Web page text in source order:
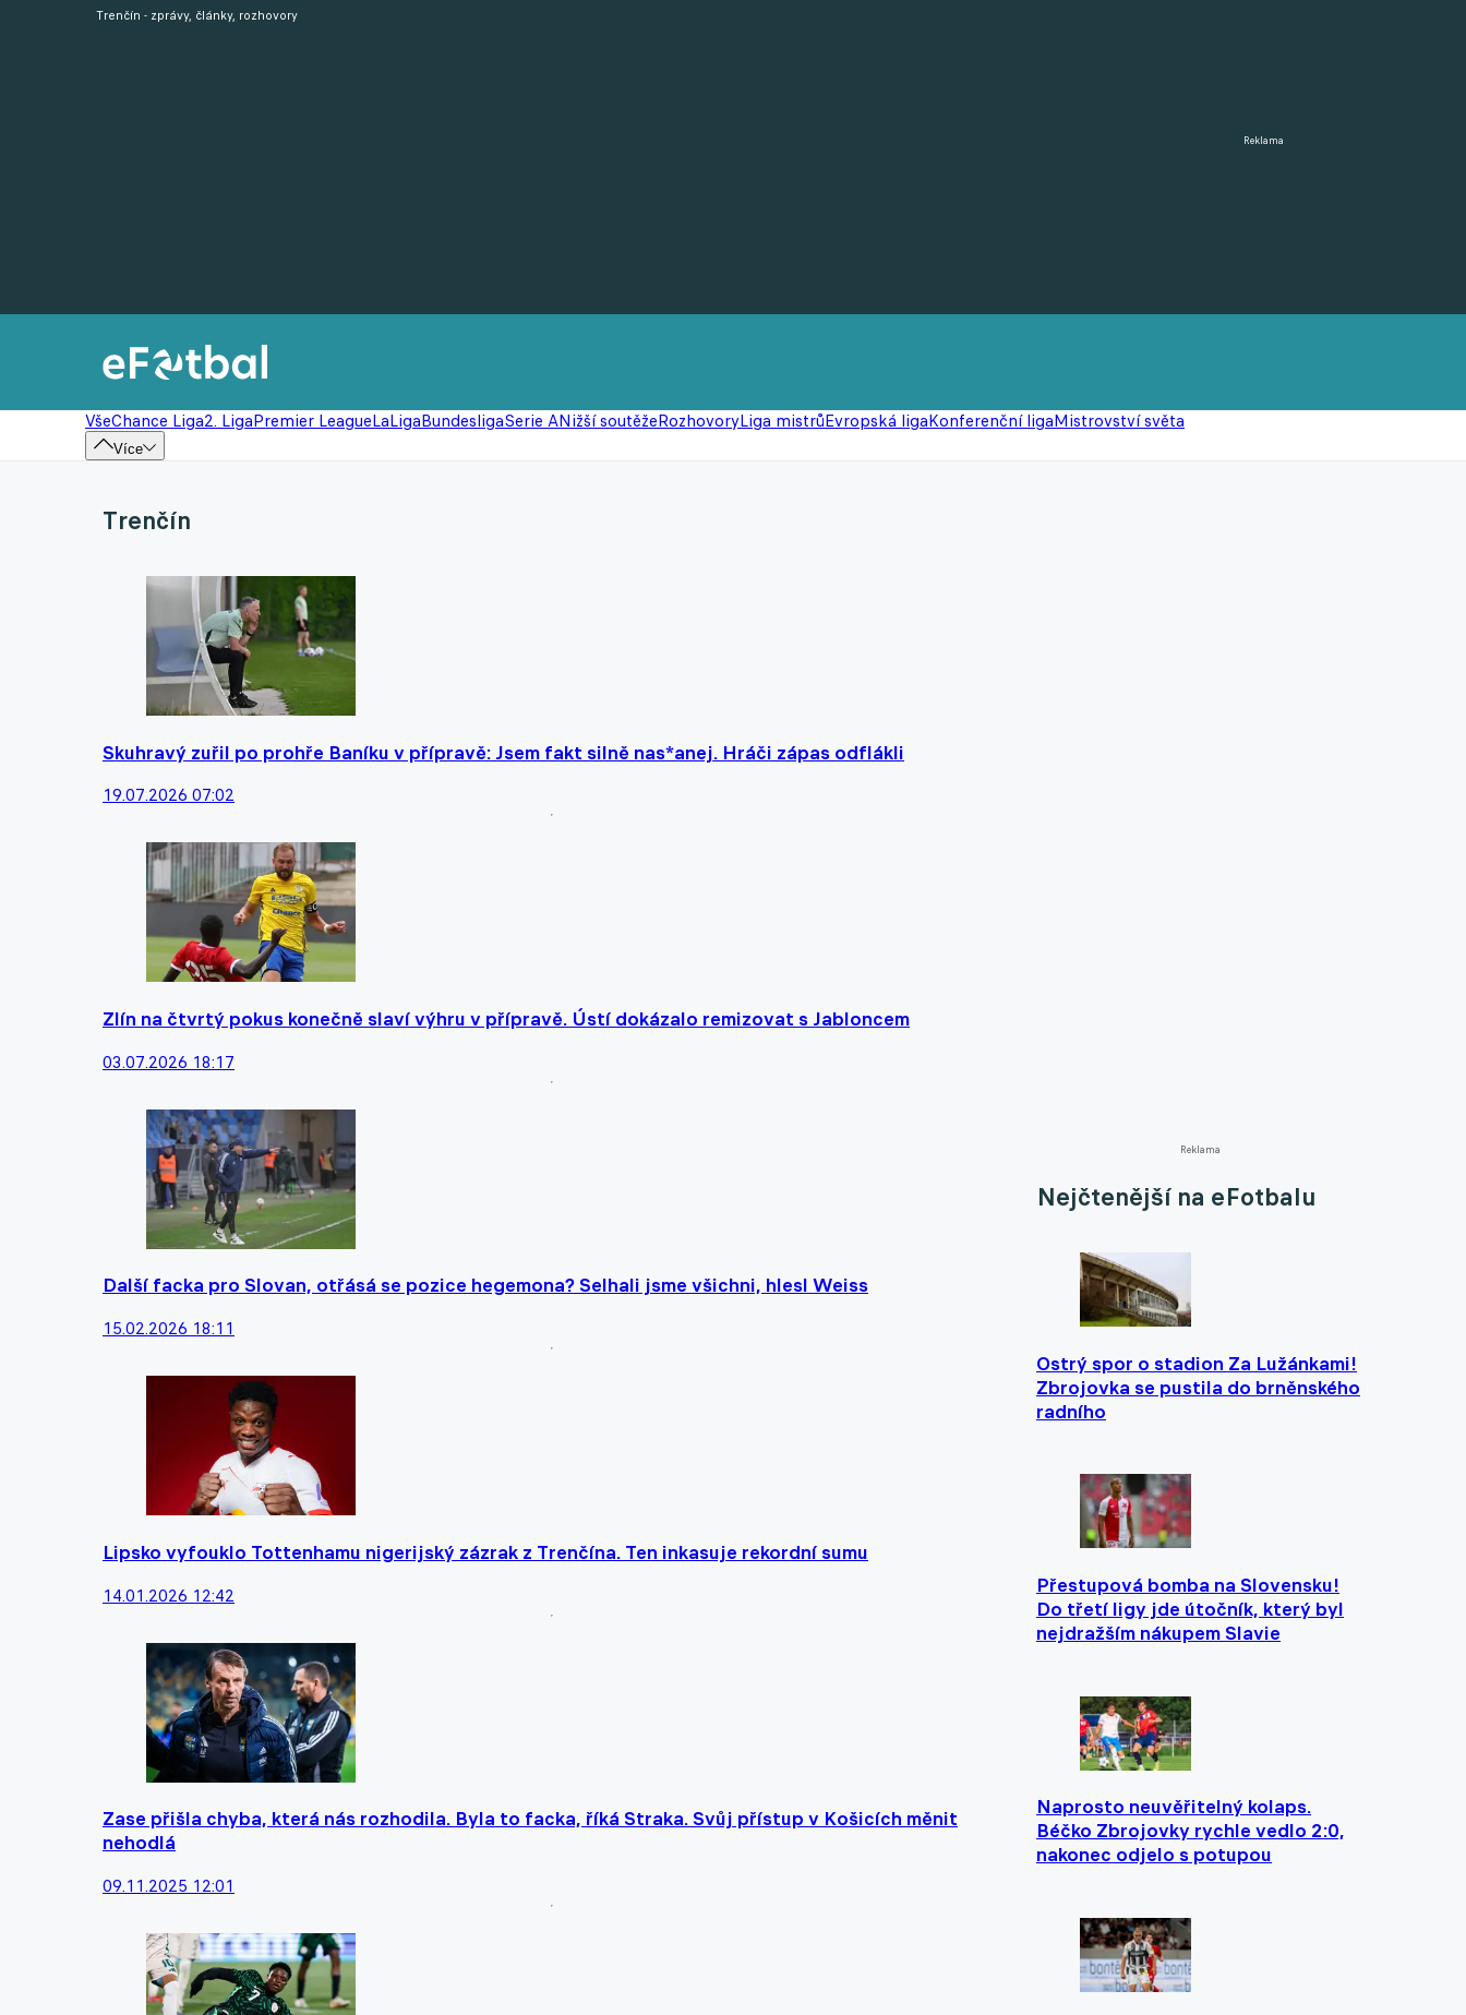
Reklama
VšeChance Liga2. LigaPremier LeagueLaLigaBundesligaSerie ANižší soutěžeRozhovoryLiga mistrůEvropská ligaKonferenční ligaMistrovství světa
Více
Trenčín - zprávy, články, rozhovory
Trenčín
Skuhravý zuřil po prohře Baníku v přípravě: Jsem fakt silně nas*anej. Hráči zápas odflákli
19.07.2026 07:02
Zlín na čtvrtý pokus konečně slaví výhru v přípravě. Ústí dokázalo remizovat s Jabloncem
03.07.2026 18:17
Další facka pro Slovan, otřásá se pozice hegemona? Selhali jsme všichni, hlesl Weiss
15.02.2026 18:11
Lipsko vyfouklo Tottenhamu nigerijský zázrak z Trenčína. Ten inkasuje rekordní sumu
14.01.2026 12:42
Zase přišla chyba, která nás rozhodila. Byla to facka, říká Straka. Svůj přístup v Košicích měnit
nehodlá
09.11.2025 12:01
Reklama
Nejčtenější na eFotbalu
Ostrý spor o stadion Za Lužánkami!
Zbrojovka se pustila do brněnského
radního
Přestupová bomba na Slovensku!
Do třetí ligy jde útočník, který byl
nejdražším nákupem Slavie
Naprosto neuvěřitelný kolaps.
Béčko Zbrojovky rychle vedlo 2:0,
nakonec odjelo s potupou